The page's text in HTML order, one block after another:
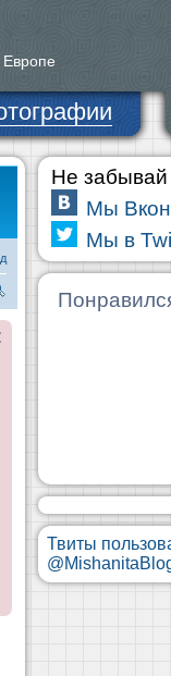
Европе
Не забывай
Мы
Мы в
Твиты